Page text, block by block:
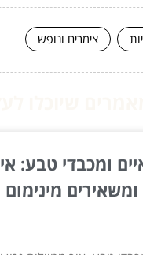
צימרים ונופש
ומכבדי טבע:
ומשאירים מינימום